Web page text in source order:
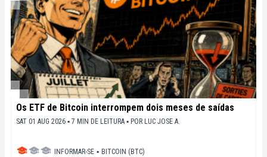
Os ETF de Bitcoin interrompem dois meses de saídas
SAT 01 AUG 2026 ▪ 7 MIN DE LEITURA ▪ POR LUC JOSE A.
INFORMAR-SE ▪ BITCOIN (BTC)